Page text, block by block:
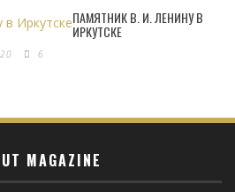
ПАМЯТНИК В. И. ЛЕНИНУ В
ИРКУТСКЕ
6
MAGAZINE